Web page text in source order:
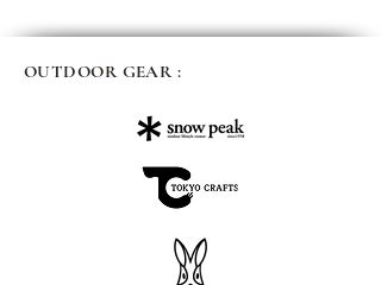
OUTDOOR GEAR :